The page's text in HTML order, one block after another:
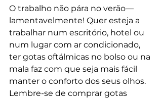
O trabalho não pára no verão—
lamentavelmente! Quer esteja a
trabalhar num escritório, hotel ou
num lugar com ar condicionado,
ter gotas oftálmicas no bolso ou na
mala faz com que seja mais fácil
manter o conforto dos seus olhos.
Lembre-se de comprar gotas